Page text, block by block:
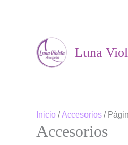
Luna
Inicio /Accesorios /
Accesorios